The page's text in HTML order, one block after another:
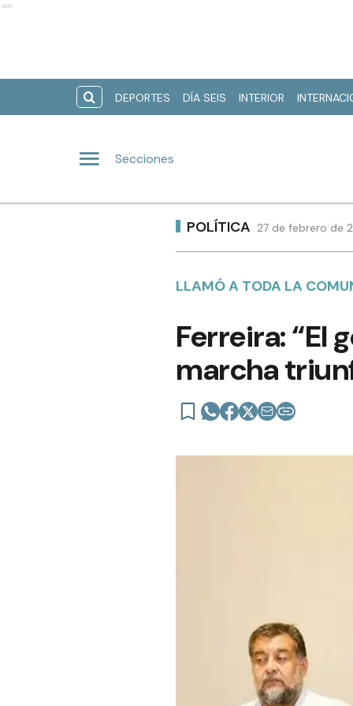
Ads
DEPORTES DÍA SEIS INTERIOR
Secciones
POLÍTICA 27 de febrero de
LLAMÓ A TODA LA
Ferreira: “El
marcha